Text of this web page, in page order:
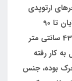
ارتوپدی
نیز تولید میکند.ویلچر مدل ارتوپدی 7004 دایان تا 90
کیلوگرم تحمل وزن دارد، اندازه نشیمنی آن 43 سانتی متر
کار رفته
بوده، جنس